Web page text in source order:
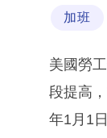
加班
美國勞
段提高
年1月1